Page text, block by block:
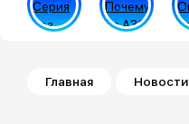
Строка навигации
Главная Новости